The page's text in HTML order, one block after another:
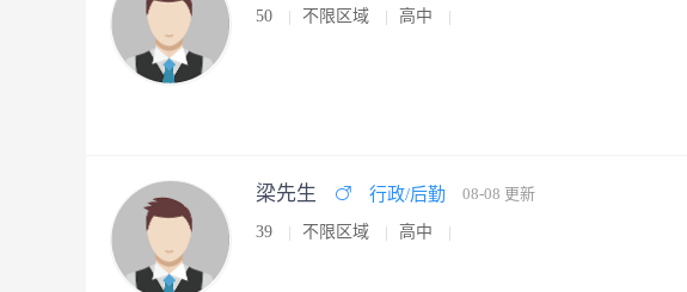
50 不限区域 高中
梁先生 行政/后勤 08-08 更新
39 不限区域 高中